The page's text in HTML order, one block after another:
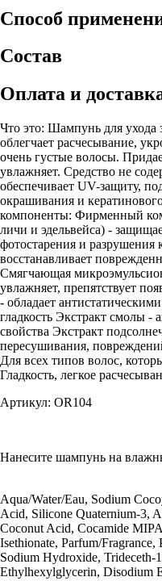
Способ
Состав
Оплата и
Что это: Шампунь для
облегчает расчесывание,
очень густые волосы.
увлажняет. Средство не
обеспечивает UV-защиту,
окрашивания и
компоненты: Фирменный
личи и эдельвейса) -
фотостарения и разрушения
восстанавливает
Смягчающая
увлажняет, препятствует
- обладает
гладкость Экстракт смолы
свойства Экстракт
пересушивания,
Для всех типов волос,
Гладкость, легкое
Артикул: OR104
Нанесите шампунь на
Aqua/Water/Eau, Sodium
Acid, Silicone Quaternium-3,
Coconut Acid, Cocamide
Isethionate, Parfum/
Sodium Hydroxide, Trideceth-
Ethylhexylglycerin, Disodium